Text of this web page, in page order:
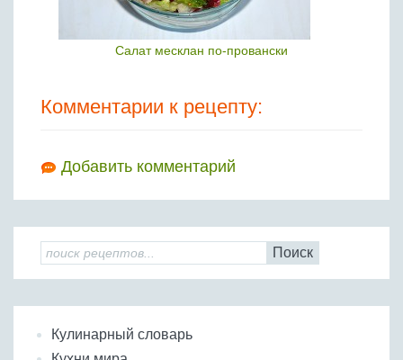
Салат месклан по-провански
Комментарии к рецепту:
Добавить комментарий
Поиск
Кулинарный словарь